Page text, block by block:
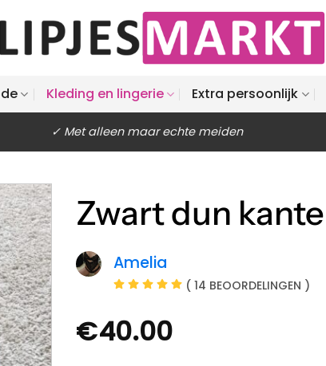
Kleding en lingerie Extra persoonlijk
✓ Met alleen maar echte meiden
Zwart dun
Amelia
( 14 BEOORDELINGEN )
€40.00